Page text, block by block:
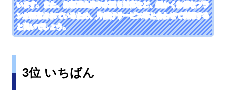
います。また、お部屋全体や水回り対応など、細かくお得なプラ
ンが用意されているため、片付けサービス等と合わせて利用する
と良いでしょう。
3位 いちばん